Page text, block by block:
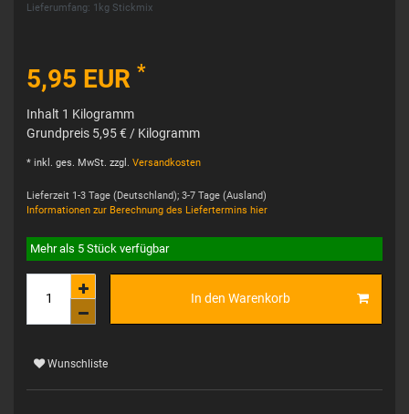
Lieferumfang: 1kg Stickmix
5,95 EUR *
Inhalt 1 Kilogramm
Grundpreis 5,95 € / Kilogramm
* inkl. ges. MwSt. zzgl. Versandkosten
Lieferzeit 1-3 Tage (Deutschland); 3-7 Tage (Ausland)
Informationen zur Berechnung des Liefertermins hier
Mehr als 5 Stück verfügbar
In den Warenkorb
Wunschliste